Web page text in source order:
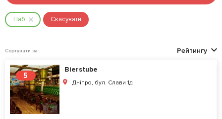
Паб Скасувати
Сортувати за: Рейтингу
5
Bierstube
Дніпро, бул. Слави 1д